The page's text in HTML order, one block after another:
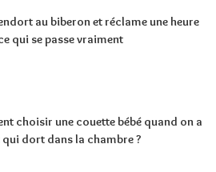
au biberon et réclame une heure
qui se passe vraiment
choisir une couette bébé quand on a
dort dans la chambre ?